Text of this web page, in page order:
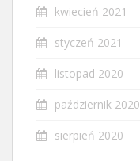
kwiecień 2021
styczeń 2021
listopad 2020
październik 2020
sierpień 2020